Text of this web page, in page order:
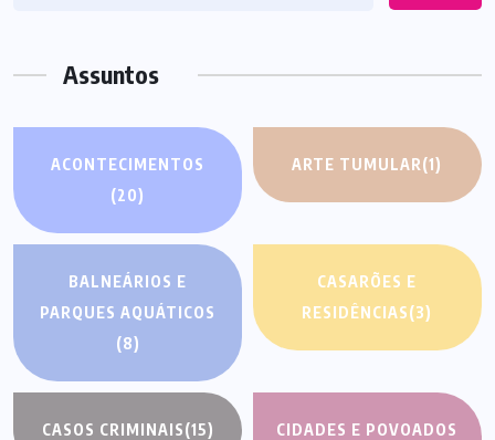
Assuntos
ACONTECIMENTOS
(20)
ARTE TUMULAR(1)
BALNEÁRIOS E
PARQUES AQUÁTICOS
(8)
CASARÕES E
RESIDÊNCIAS(3)
CASOS CRIMINAIS(15)
CIDADES E POVOADOS